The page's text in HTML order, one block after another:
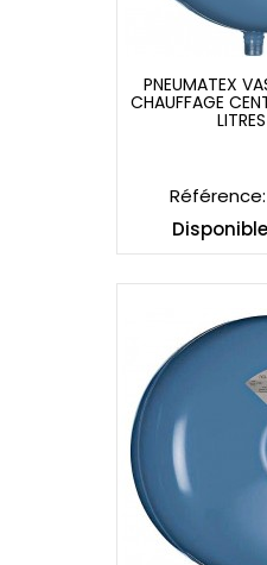
PNEUMATEX
PNEUMATEX
CHAUFFAGE
Référence: